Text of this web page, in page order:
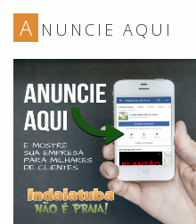
A NUNCIE AQUI